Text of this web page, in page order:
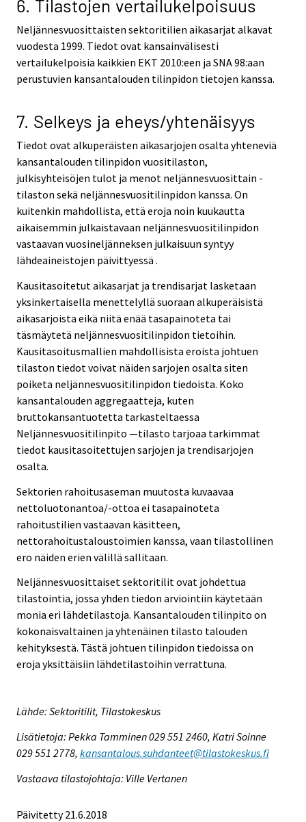
6. Tilastojen vertailukelpoisuus
Neljännesvuosittaisten sektoritilien aikasarjat alkavat
vuodesta 1999. Tiedot ovat kansainvälisesti
vertailukelpoisia kaikkien EKT 2010:een ja SNA 98:aan
perustuvien kansantalouden tilinpidon tietojen kanssa.
7. Selkeys ja eheys/yhtenäisyys
Tiedot ovat alkuperäisten aikasarjojen osalta yhteneviä
kansantalouden tilinpidon vuositilaston,
julkisyhteisöjen tulot ja menot neljännesvuosittain -
tilaston sekä neljännesvuositilinpidon kanssa. On
kuitenkin mahdollista, että eroja noin kuukautta
aikaisemmin julkaistavaan neljännesvuositilinpidon
vastaavan vuosineljänneksen julkaisuun syntyy
lähdeaineistojen päivittyessä .
Kausitasoitetut aikasarjat ja trendisarjat lasketaan
yksinkertaisella menettelyllä suoraan alkuperäisistä
aikasarjoista eikä niitä enää tasapainoteta tai
täsmäytetä neljännesvuositilinpidon tietoihin.
Kausitasoitusmallien mahdollisista eroista johtuen
tilaston tiedot voivat näiden sarjojen osalta siten
poiketa neljännesvuositilinpidon tiedoista. Koko
kansantalouden aggregaatteja, kuten
bruttokansantuotetta tarkasteltaessa
Neljännesvuositilinpito —tilasto tarjoaa tarkimmat
tiedot kausitasoitettujen sarjojen ja trendisarjojen
osalta.
Sektorien rahoitusaseman muutosta kuvaavaa
nettoluotonantoa/-ottoa ei tasapainoteta
rahoitustilien vastaavan käsitteen,
nettorahoitustaloustoimien kanssa, vaan tilastollinen
ero näiden erien välillä sallitaan.
Neljännesvuosittaiset sektoritilit ovat johdettua
tilastointia, jossa yhden tiedon arviointiin käytetään
monia eri lähdetilastoja. Kansantalouden tilinpito on
kokonaisvaltainen ja yhtenäinen tilasto talouden
kehityksestä. Tästä johtuen tilinpidon tiedoissa on
eroja yksittäisiin lähdetilastoihin verrattuna.
Lähde: Sektoritilit, Tilastokeskus
Lisätietoja: Pekka Tamminen 029 551 2460, Katri Soinne
029 551 2778, kansantalous.suhdanteet@tilastokeskus.fi
Vastaava tilastojohtaja: Ville Vertanen
Päivitetty 21.6.2018